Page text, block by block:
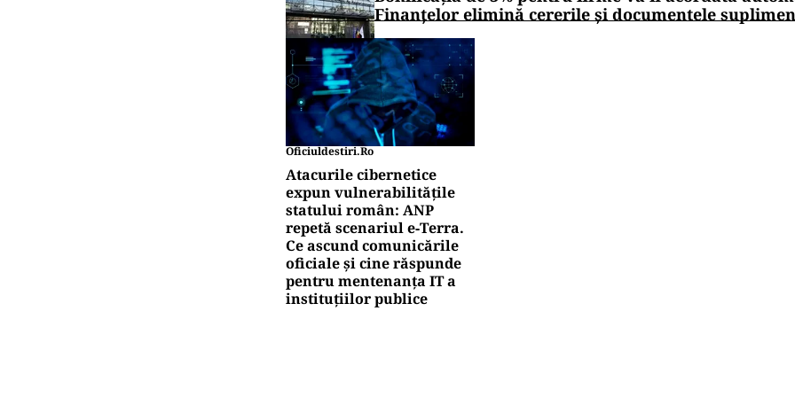
Finanțelor elimină cererile și documentele
Oficiuldestiri.ro
Atacurile cibernetice
expun vulnerabilitățile
statului român: ANP
repetă scenariul e‑Terra.
Ce ascund comunicările
oficiale și cine răspunde
pentru mentenanța IT a
instituțiilor publice